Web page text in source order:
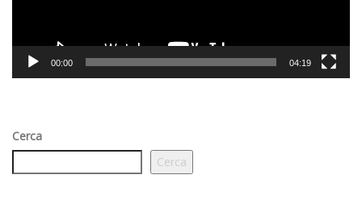
00:00 04:19
Cerca
Cerca